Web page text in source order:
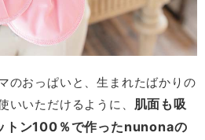
のおっぱいと、生まれたばかりの
いいただけるように、 肌面も吸
トン100％で作ったnunonaの